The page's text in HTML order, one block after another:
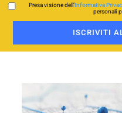
Presa visione dell’Informativa
personali
ISCRIVITI